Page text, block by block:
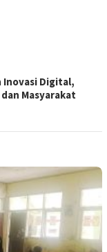
Inovasi Digital,
Masyarakat